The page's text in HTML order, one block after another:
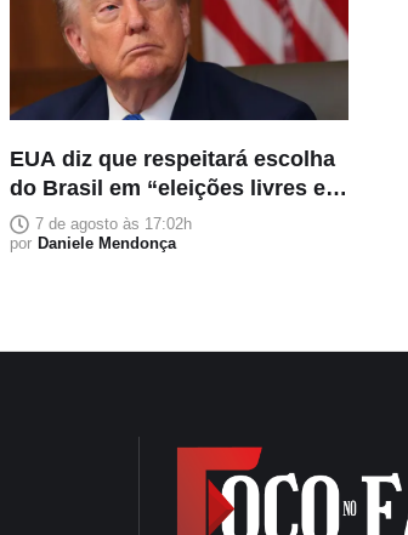
EUA diz que respeitará escolha
do Brasil em “eleições livres e
justas”
7 de agosto às 17:02h
por Daniele Mendonça